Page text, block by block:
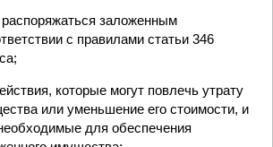
распоряжаться заложенным
с правилами статьи 346
которые могут повлечь утрату
или уменьшение его стоимости, и
для обеспечения